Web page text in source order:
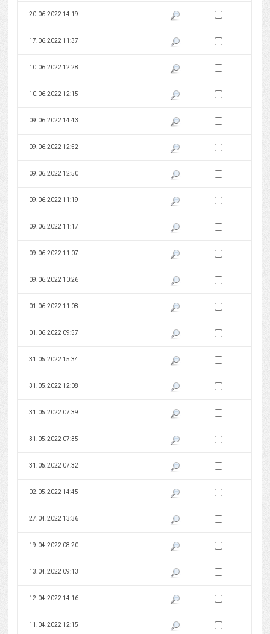
20.06.2022 14:19 Pokaż podgląd wersji z dnia
Zaznacz wersję do
17.06.2022 11:37 Pokaż podgląd wersji z dnia
Zaznacz wersję do
10.06.2022 12:28 Pokaż podgląd wersji z dnia
Zaznacz wersję do
10.06.2022 12:15 Pokaż podgląd wersji z dnia
Zaznacz wersję do
09.06.2022 14:43 Pokaż podgląd wersji z dnia
Zaznacz wersję do
09.06.2022 12:52 Pokaż podgląd wersji z dnia
Zaznacz wersję do
09.06.2022 12:50 Pokaż podgląd wersji z dnia
Zaznacz wersję do
09.06.2022 11:19 Pokaż podgląd wersji z dnia
Zaznacz wersję do
09.06.2022 11:17 Pokaż podgląd wersji z dnia
Zaznacz wersję do
09.06.2022 11:07 Pokaż podgląd wersji z dnia
Zaznacz wersję do
09.06.2022 10:26 Pokaż podgląd wersji z dnia
Zaznacz wersję do
01.06.2022 11:08 Pokaż podgląd wersji z dnia
Zaznacz wersję do
01.06.2022 09:57 Pokaż podgląd wersji z dnia
Zaznacz wersję do
31.05.2022 15:34 Pokaż podgląd wersji z dnia
Zaznacz wersję do
31.05.2022 12:08 Pokaż podgląd wersji z dnia
Zaznacz wersję do
31.05.2022 07:39 Pokaż podgląd wersji z dnia
Zaznacz wersję do
31.05.2022 07:35 Pokaż podgląd wersji z dnia
Zaznacz wersję do
31.05.2022 07:32 Pokaż podgląd wersji z dnia
Zaznacz wersję do
02.05.2022 14:45 Pokaż podgląd wersji z dnia
Zaznacz wersję do
27.04.2022 13:36 Pokaż podgląd wersji z dnia
Zaznacz wersję do
19.04.2022 08:20 Pokaż podgląd wersji z dnia
Zaznacz wersję do
13.04.2022 09:13 Pokaż podgląd wersji z dnia
Zaznacz wersję do
12.04.2022 14:16 Pokaż podgląd wersji z dnia
Zaznacz wersję do
11.04.2022 12:15 Pokaż podgląd wersji z dnia
Zaznacz wersję do